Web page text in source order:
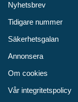
Nyhetsbrev
Tidigare nummer
Säkerhetsgalan
Annonsera
Om cookies
Vår integritetspolicy